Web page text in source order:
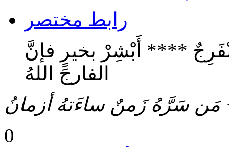
رابط مختصر
**** أَبْشِرْ بخيرٍ فإنَّ
الفارجَ اللهُ
مَن سَرَّهُ زَمنٌ ساءَتهُ أزمانُ
0